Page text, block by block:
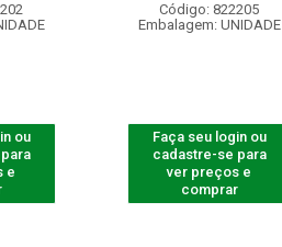
ou
e
Código: 822205
Embalagem: UNIDADE
Faça seu login ou
cadastre-se para
ver preços e
comprar